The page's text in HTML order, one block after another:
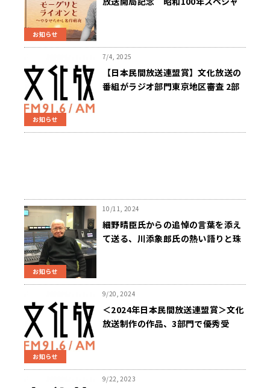
お知らせ
お知らせ
7/4, 2025
【日本民間放送連盟賞】文化放送の
番組がラジオ部門東京地区審査 2部
お知らせ
10/11, 2024
細野晴臣氏からの追悼の言葉を添え
て送る、川添象郎氏の熱い語りと珠
お知らせ
9/20, 2024
＜2024年日本民間放送連盟賞＞文化
放送制作の作品、3部門で優秀受
9/22, 2023